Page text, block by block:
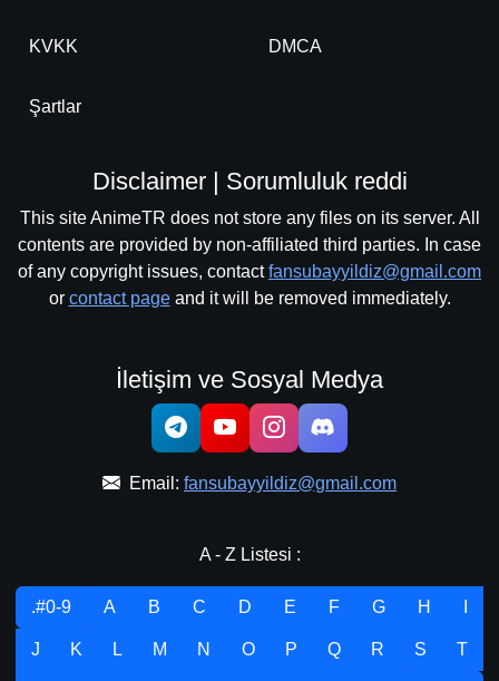
KVKK DMCA
Şartlar
Disclaimer | Sorumluluk reddi
This site AnimeTR does not store any files on its server. All
contents are provided by non-affiliated third parties. In case
of any copyright issues, contactfansubayyildiz@gmail.com
or contact pageand it will be removed immediately.
İletişim ve Sosyal Medya
Email: fansubayyildiz@gmail.com
A - Z Listesi :
.#0-9 A B C D E F G H
J K L M N O P Q R S T